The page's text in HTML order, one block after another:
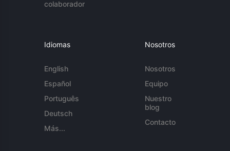
colaborador
Idiomas
English
Español
Português
Deutsch
Más...
Nosotros
Nosotros
Equipo
Nuestro
blog
Contacto